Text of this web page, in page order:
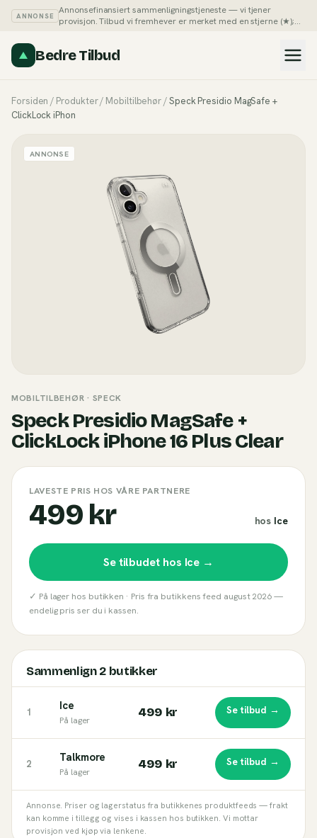
ANNONSE
Annonsefinansiert sammenligningstjeneste — vi tjener
provisjon. Tilbud vi fremhever er merket med en stjerne (★);
Bedre Tilbud
Forsiden / Produkter/ Mobiltilbehør/Speck Presidio MagSafe +
ClickLock iPhon
ANNONSE
MOBILTILBEHØR · SPECK
Speck Presidio MagSafe +
ClickLock iPhone 16 Plus Clear
LAVESTE PRIS HOS VÅRE PARTNERE
499 kr hos Ice
Se tilbudet hos Ice →
✓ På lager hos butikken · Pris fra butikkens feed august 2026—
endelig pris ser du i kassen.
Sammenlign2butikker
1 Ice
På lager
499 kr Se tilbud →
2 Talkmore
På lager
499 kr Se tilbud →
Annonse. Priser og lagerstatus fra butikkenes produktfeeds — frakt
kan komme i tillegg og vises i kassen hos butikken. Vi mottar
provisjon ved kjøp via lenkene.